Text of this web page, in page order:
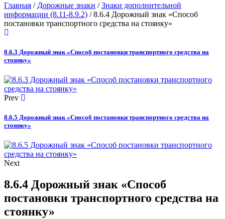
Главная / Дорожные знаки /Знаки дополнительной
информации (8.11-8.9.2) / 8.6.4 Дорожный знак «Способ
постановки транспортного средства на стоянку»
8.6.3 Дорожный знак «Способ постановки транспортного средства на
стоянку»
Prev
8.6.5 Дорожный знак «Способ постановки транспортного средства на
стоянку»
Next
8.6.4 Дорожный знак «Способ
постановки транспортного средства на
стоянку»